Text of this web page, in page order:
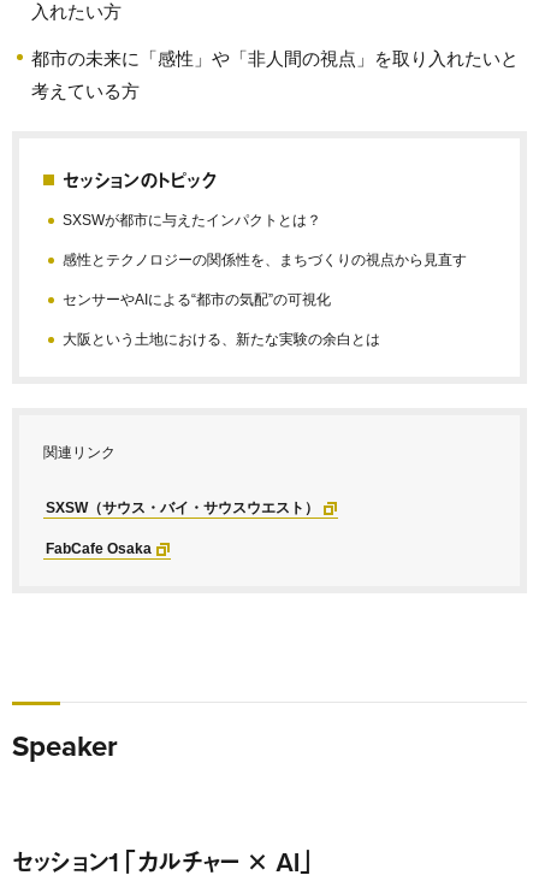
入れたい方
都市の未来に「感性」や「非人間の視点」を取り入れたいと
考えている方
セッションのトピック
SXSWが都市に与えたインパクトとは？
感性とテクノロジーの関係性を、まちづくりの視点から見直す
センサーやAIによる“都市の気配”の可視化
大阪という土地における、新たな実験の余白とは
関連リンク
SXSW（サウス・バイ・サウスウエスト）
FabCafe Osaka
Speaker
セッション1「カルチャー × AI」